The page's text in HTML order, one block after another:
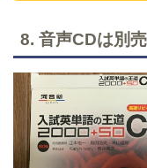
8. 音声CDは別売